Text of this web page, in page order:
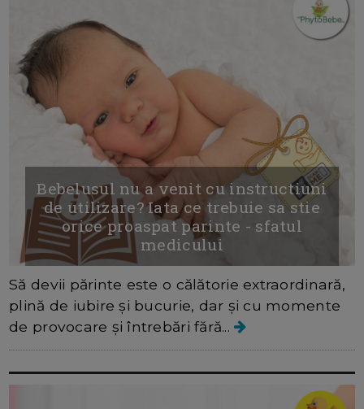
Bebelusul nu a venit cu instructiuni
de utilizare? Iata ce trebuie sa stie
orice proaspat parinte - sfatul
medicului
Să devii părinte este o călătorie extraordinară,
plină de iubire și bucurie, dar și cu momente
de provocare și întrebări fără...